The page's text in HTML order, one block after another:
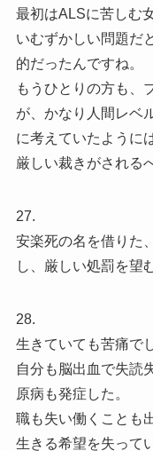
最初はALSに苦しむ
いむずかしい問題だ
的だったんですね。
もうひとりの方も、
が、かなり人間レベ
に考えていたように
厳しい裁きがされる
27.
安楽死の名を借りた
し、厳しい処罰を望
28.
生きていても苦痛で
自分も脳出血で失読
原病も発症した。
職も失い働くことも
生きる希望を失って